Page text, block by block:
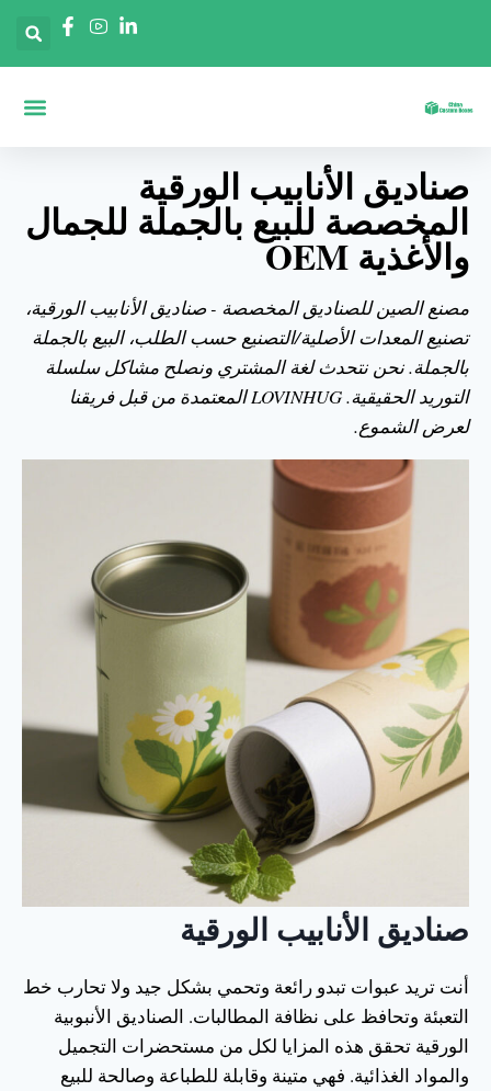
صناديق الأنابيب الورقية
المخصصة للبيع بالجملة للجمال
والأغذية OEM
مصنع الصين للصناديق المخصصة - صناديق الأنابيب الورقية،
تصنيع المعدات الأصلية/التصنيع حسب الطلب، البيع بالجملة
بالجملة. نحن نتحدث لغة المشتري ونصلح مشاكل سلسلة
التوريد الحقيقية. LOVINHUG المعتمدة من قبل فريقنا
لعرض الشموع.
صناديق الأنابيب الورقية
أنت تريد عبوات تبدو رائعة وتحمي بشكل جيد ولا تحارب خط
التعبئة وتحافظ على نظافة المطالبات. الصناديق الأنبوبية
الورقية تحقق هذه المزايا لكل من مستحضرات التجميل
والمواد الغذائية. فهي متينة وقابلة للطباعة وصالحة للبيع